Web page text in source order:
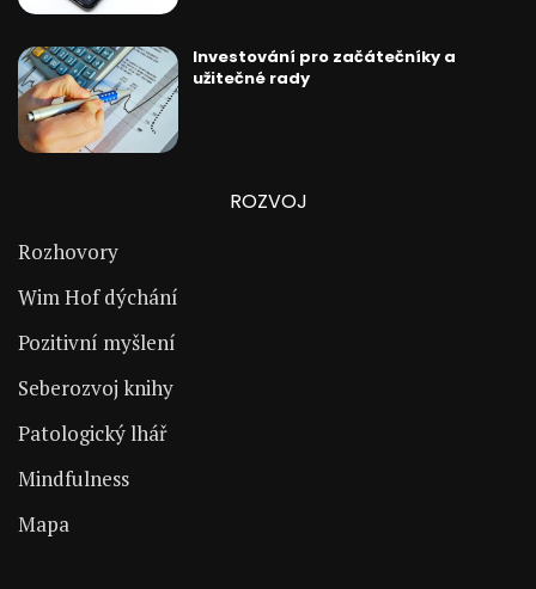
Investování pro začátečníky a
užitečné rady
ROZVOJ
Rozhovory
Wim Hof dýchání
Pozitivní myšlení
Seberozvoj knihy
Patologický lhář
Mindfulness
Mapa